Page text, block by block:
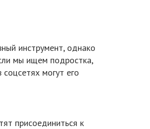
инструмент, однако
мы ищем подростка,
могут его
присоединиться к